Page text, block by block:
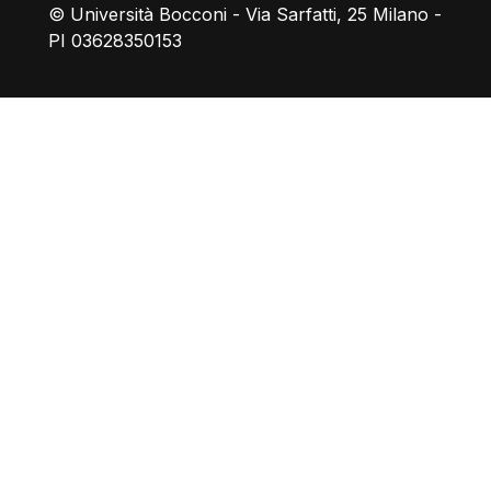
© Università Bocconi - Via Sarfatti, 25 Milano -
PI 03628350153